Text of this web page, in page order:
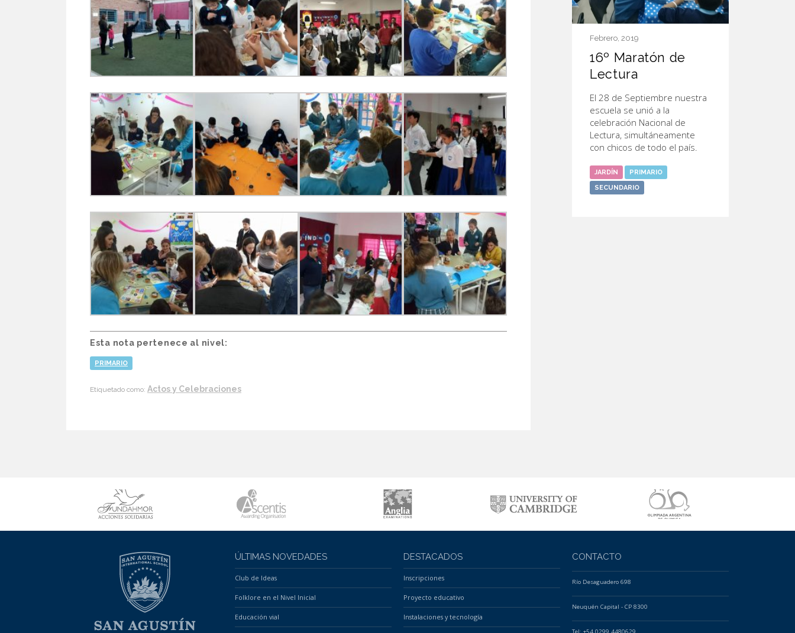
Esta nota pertenece al nivel:
PRIMARIO
Etiquetado como: Actos y Celebraciones
Febrero, 2019
16º Maratón de
Lectura
El 28 de Septiembre nuestra
escuela se unió a la
celebración Nacional de
Lectura, simultáneamente
con chicos de todo el país.
JARDÍN
PRIMARIO
SECUNDARIO
ÚLTIMAS NOVEDADES
Club de Ideas
Folklore en el Nivel Inicial
Educación vial
DESTACADOS
Inscripciones
Proyecto educativo
Instalaciones y tecnología
CONTACTO
Río Desaguadero 698
Neuquén Capital - CP 8300